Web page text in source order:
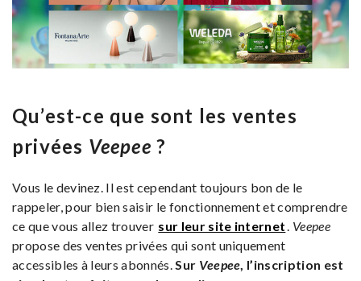
Qu’est-ce que sont les ventes
privées Veepee ?
Vous le devinez. Il est cependant toujours bon de le
rappeler, pour bien saisir le fonctionnement et comprendre
ce que vous allez trouver sur leur site internet. Veepee
propose des ventes privées qui sont uniquement
accessibles à leurs abonnés.Sur Veepee, l’inscription est